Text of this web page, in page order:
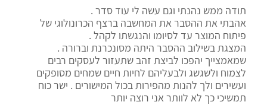
תודה ממש נהנתי וגם עשה לי עוד סדר .
אהבתי את ההסבר את המחשבה ברצף הכרונולוגי של
פיתוח המוצר עד לסיומו והנגשתו לקהל .
המצגת בשילוב ההסבר היתה מסונכרנת וברורה .
שמאמצייך יהפכו לביצת זהב שתעזור לעסקים רבים
לצמוח ולשגשג ולבעליהם לחיות חיים שמחים מסופקים
ועשירים ולך להנות מהפירות בכול המישורים . ישר כוח
תמשיכי כך לא לוותר אני רוצה יותר